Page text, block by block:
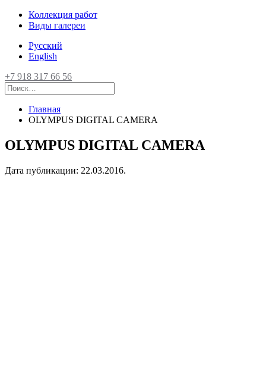
Коллекция работ
Виды галереи
Русский
English
+7 918 317 66 56
Главная
OLYMPUS DIGITAL CAMERA
OLYMPUS DIGITAL CAMERA
Дата публикации: 22.03.2016.